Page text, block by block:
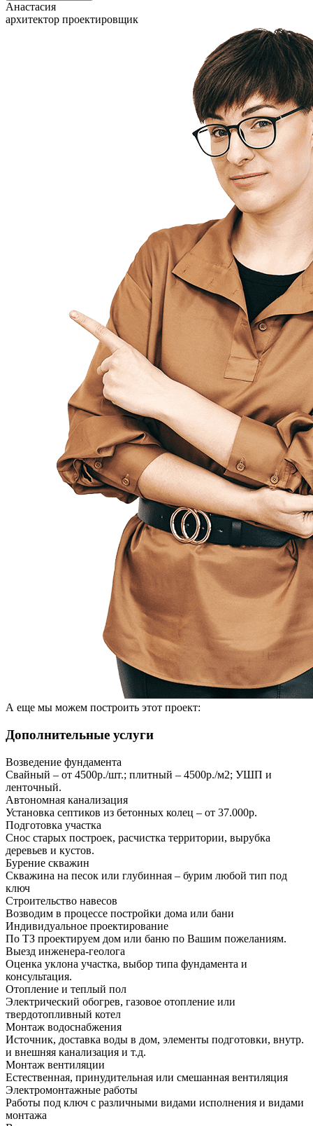
Анастасия
архитектор проектировщик
А еще мы можем построить этот проект:
Дополнительные услуги
Возведение фундамента
Свайный – от 4500р./шт.; плитный – 4500р./м2; УШП и
ленточный.
Автономная канализация
Установка септиков из бетонных колец – от 37.000р.
Подготовка участка
Снос старых построек, расчистка территории, вырубка
деревьев и кустов.
Бурение скважин
Скважина на песок или глубинная – бурим любой тип под
ключ
Строительство навесов
Возводим в процессе постройки дома или бани
Индивидуальное проектирование
По ТЗ проектируем дом или баню по Вашим пожеланиям.
Выезд инженера-геолога
Оценка уклона участка, выбор типа фундамента и
консультация.
Отопление и теплый пол
Электрический обогрев, газовое отопление или
твердотопливный котел
Монтаж водоснабжения
Источник, доставка воды в дом, элементы подготовки, внутр.
и внешняя канализация и т.д.
Монтаж вентиляции
Естественная, принудительная или смешанная вентиляция
Электромонтажные работы
Работы под ключ с различными видами исполнения и видами
монтажа